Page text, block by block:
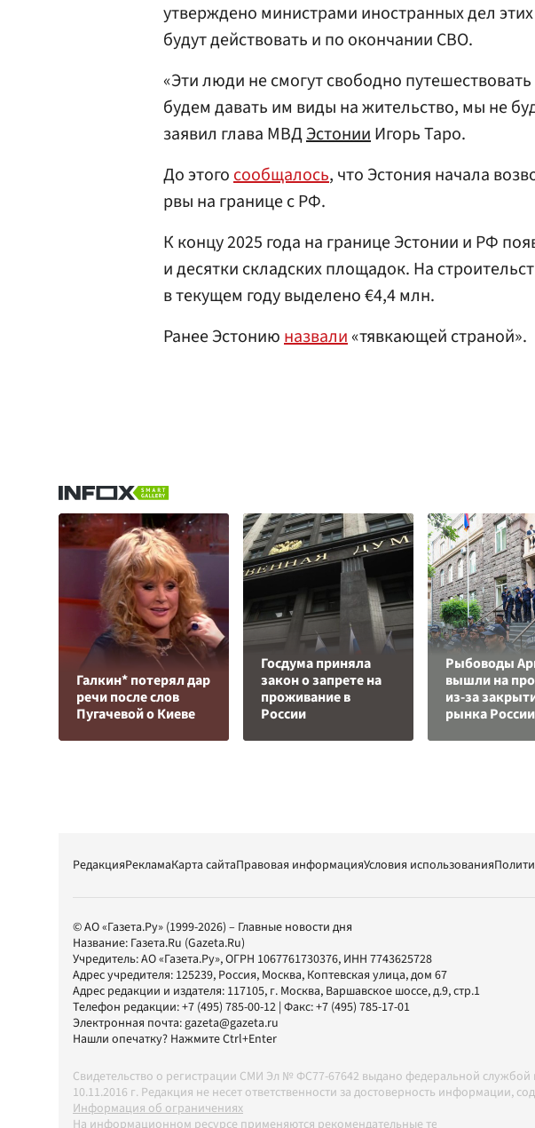
утверждено министрами иностранных дел
будут действовать и по окончании СВО.
«Эти люди не смогут свободно
будем давать им виды на жительство, мы не
заявил глава МВДЭстонииИгорь Таро.
До этогосообщалось, что Эстония начала
рвы на границе с РФ.
К концу 2025 года на границе Эстонии и РФ
и десятки складских площадок. На
в текущем году выделено €4,4 млн.
Ранее Эстониюназвали«тявкающей страной».
Галкин* потерял дар
речи после слов
Пугачевой о Киеве
Госдума приняла
закон о запрете на
проживание в
России
Рыбоводы
вышли на
из-за
рынка России
РедакцияРекламаКарта сайтаПравовая информацияУсловия использования
© АО «Газета.Ру» (1999-2026) – Главные новости дня
Название: Газета.Ru (Gazeta.Ru)
Учредитель:АО «Газета.Ру», ОГРН 1067761730376, ИНН 7743625728
Адрес учредителя: 125239, Россия, Москва, Коптевская улица, дом 67
Адрес редакции и издателя: 117105, г. Москва, Варшавское шоссе, д.9, стр.1
Телефон редакции:+7 (495) 785-00-12 | Факс:+7 (495) 785-17-01
Электронная почта:gazeta@gazeta.ru
Нашли опечатку? Нажмите Ctrl+Enter
Свидетельство о регистрации СМИ Эл № ФС77-67642 выдано федеральной
10.11.2016 г. Редакция не несет ответственности за достоверность
Информация об ограничениях
На информационном ресурсе применяются рекомендательные технологии в